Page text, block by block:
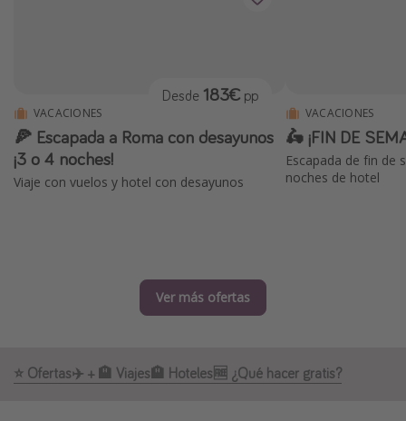
Islas Baleares
México
Tailandia
Maldivas
Inspiración para viajes
Viajes en tren
VACACIONES
🍕 Escapada a Roma con desayunos
¡3 o 4 noches!
Viaje con vuelos y hotel con desayunos
Desde 183€ pp
VACACIONES
🛵 ¡FIN DE
Escapada de fin de
noches de hotel
Ver más ofertas
⭐️ Ofertas✈️ + 🏨 Viajes🏨 Hoteles🆓 ¿Qué hacer gratis?